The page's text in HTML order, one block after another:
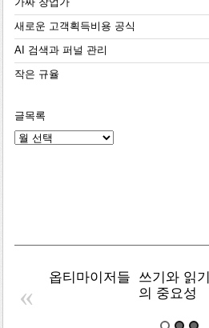
가짜 창업가
새로운 고객획득비용 공식
AI 검색과 퍼널 관리
작은 규율
글목록
글
옵티마이저들
쓰기와 읽기
의 중요성
«